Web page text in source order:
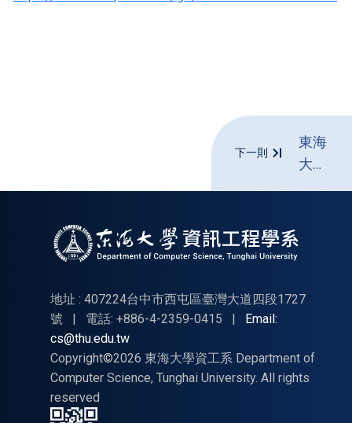
下一則
東海
大學
實習
紹)
地址 : 407224台中市西屯區臺灣大道四段1727
號
| 電話: +886-4-2359-0415 |
Email:
cs@thu.edu.tw
Copyright©2026 東海大學資工系 Department of
Computer Science, Tunghai University. All rights
reserved